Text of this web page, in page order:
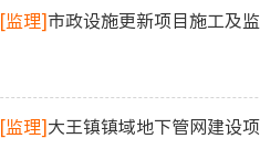
[监理]市政设施更新项目施工及
[监理]大王镇镇域地下管网建设